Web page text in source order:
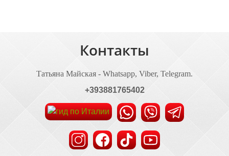
Контакты
Татьяна Майская - Whatsapp, Viber, Telegram.
+393881765402